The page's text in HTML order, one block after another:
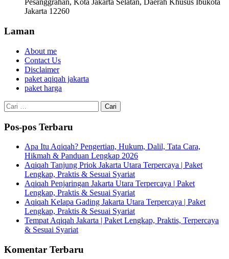
Pesanggrahan, Kota Jakarta Selatan, Daerah Khusus Ibukota
Jakarta 12260
Laman
About me
Contact Us
Disclaimer
paket aqiqah jakarta
paket harga
Cari
untuk:
Pos-pos Terbaru
Apa Itu Aqiqah? Pengertian, Hukum, Dalil, Tata Cara,
Hikmah & Panduan Lengkap 2026
Aqiqah Tanjung Priok Jakarta Utara Terpercaya | Paket
Lengkap, Praktis & Sesuai Syariat
Aqiqah Penjaringan Jakarta Utara Terpercaya | Paket
Lengkap, Praktis & Sesuai Syariat
Aqiqah Kelapa Gading Jakarta Utara Terpercaya | Paket
Lengkap, Praktis & Sesuai Syariat
Tempat Aqiqah Jakarta | Paket Lengkap, Praktis, Terpercaya
& Sesuai Syariat
Komentar Terbaru